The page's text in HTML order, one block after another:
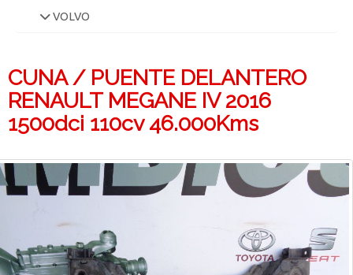
VOLVO
CUNA / PUENTE DELANTERO
RENAULT MEGANE IV 2016
1500dci 110cv 46.000Kms